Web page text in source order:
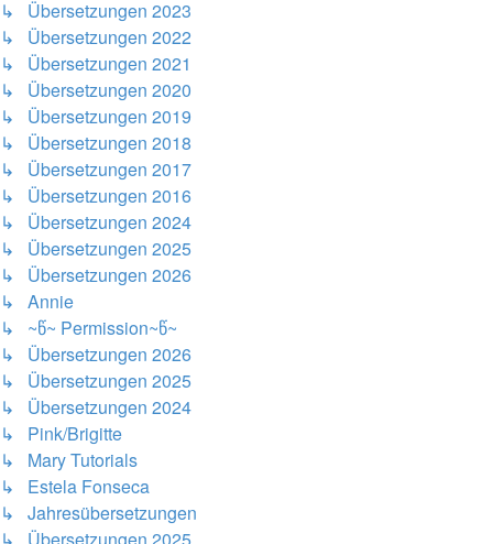
↳ Übersetzungen 2023
↳ Übersetzungen 2022
↳ Übersetzungen 2021
↳ Übersetzungen 2020
↳ Übersetzungen 2019
↳ Übersetzungen 2018
↳ Übersetzungen 2017
↳ Übersetzungen 2016
↳ Übersetzungen 2024
↳ Übersetzungen 2025
↳ Übersetzungen 2026
↳ Annie
↳ ~წ~ Permission~წ~
↳ Übersetzungen 2026
↳ Übersetzungen 2025
↳ Übersetzungen 2024
↳ Pink/Brigitte
↳ Mary Tutorials
↳ Estela Fonseca
↳ Jahresübersetzungen